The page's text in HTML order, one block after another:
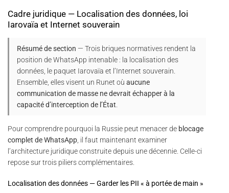
Cadre juridique — Localisation des données, loi
Iarovaïa et Internet souverain
Résumé de section — Trois briques normatives rendent la
position de WhatsApp intenable : la localisation des
données, le paquet Iarovaïa et l’Internet souverain.
Ensemble, elles visent un Runet où aucune
communication de masse ne devrait échapper à la
capacité d’interception de l’État.
Pour comprendre pourquoi la Russie peut menacer de blocage
complet de WhatsApp, il faut maintenant examiner
l’architecture juridique construite depuis une décennie. Celle-ci
repose sur trois piliers complémentaires.
Localisation des données — Garder les PII « à portée de main »